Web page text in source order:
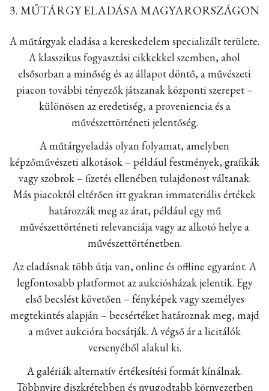
3. MŰTÁRGY ELADÁSA MAGYARORSZÁGON
A műtárgyak eladása a kereskedelem specializált területe.
A klasszikus fogyasztási cikkekkel szemben, ahol
elsősorban a minőség és az állapot döntő, a művészeti
piacon további tényezők játszanak központi szerepet –
különösen az eredetiség, a proveniencia és a
művészettörténeti jelentőség.
A műtárgyeladás olyan folyamat, amelyben
képzőművészeti alkotások – például festmények, grafikák
vagy szobrok – fizetés ellenében tulajdonost váltanak.
Más piacoktól eltérően itt gyakran immateriális értékek
határozzák meg az árat, például egy mű
művészettörténeti relevanciája vagy az alkotó helye a
művészettörténetben.
Az eladásnak több útja van, online és offline egyaránt. A
legfontosabb platformot az aukciósházak jelentik. Egy
első becslést követően – fényképek vagy személyes
megtekintés alapján – becsértéket határoznak meg, majd
a művet aukcióra bocsátják. A végső ár a licitálók
versenyéből alakul ki.
A galériák alternatív értékesítési formát kínálnak.
Többnyire diszkrétebben és nyugodtabb környezetben